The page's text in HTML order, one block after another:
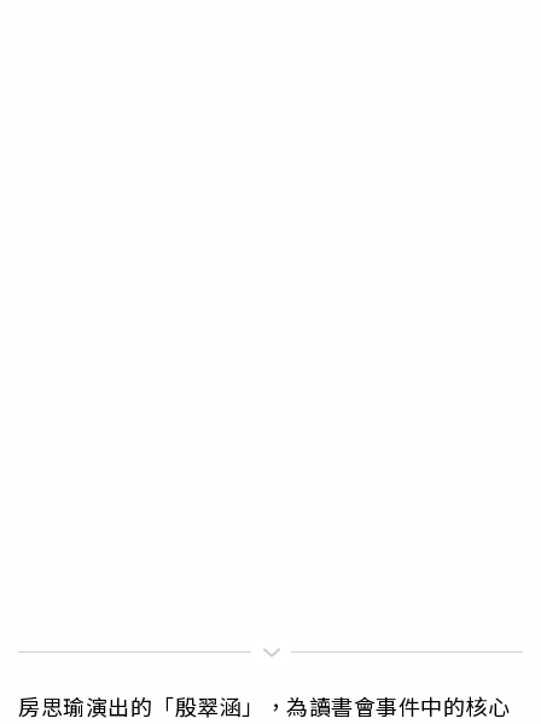
房思瑜演出的「殷翠涵」，為讀書會事件中的核心